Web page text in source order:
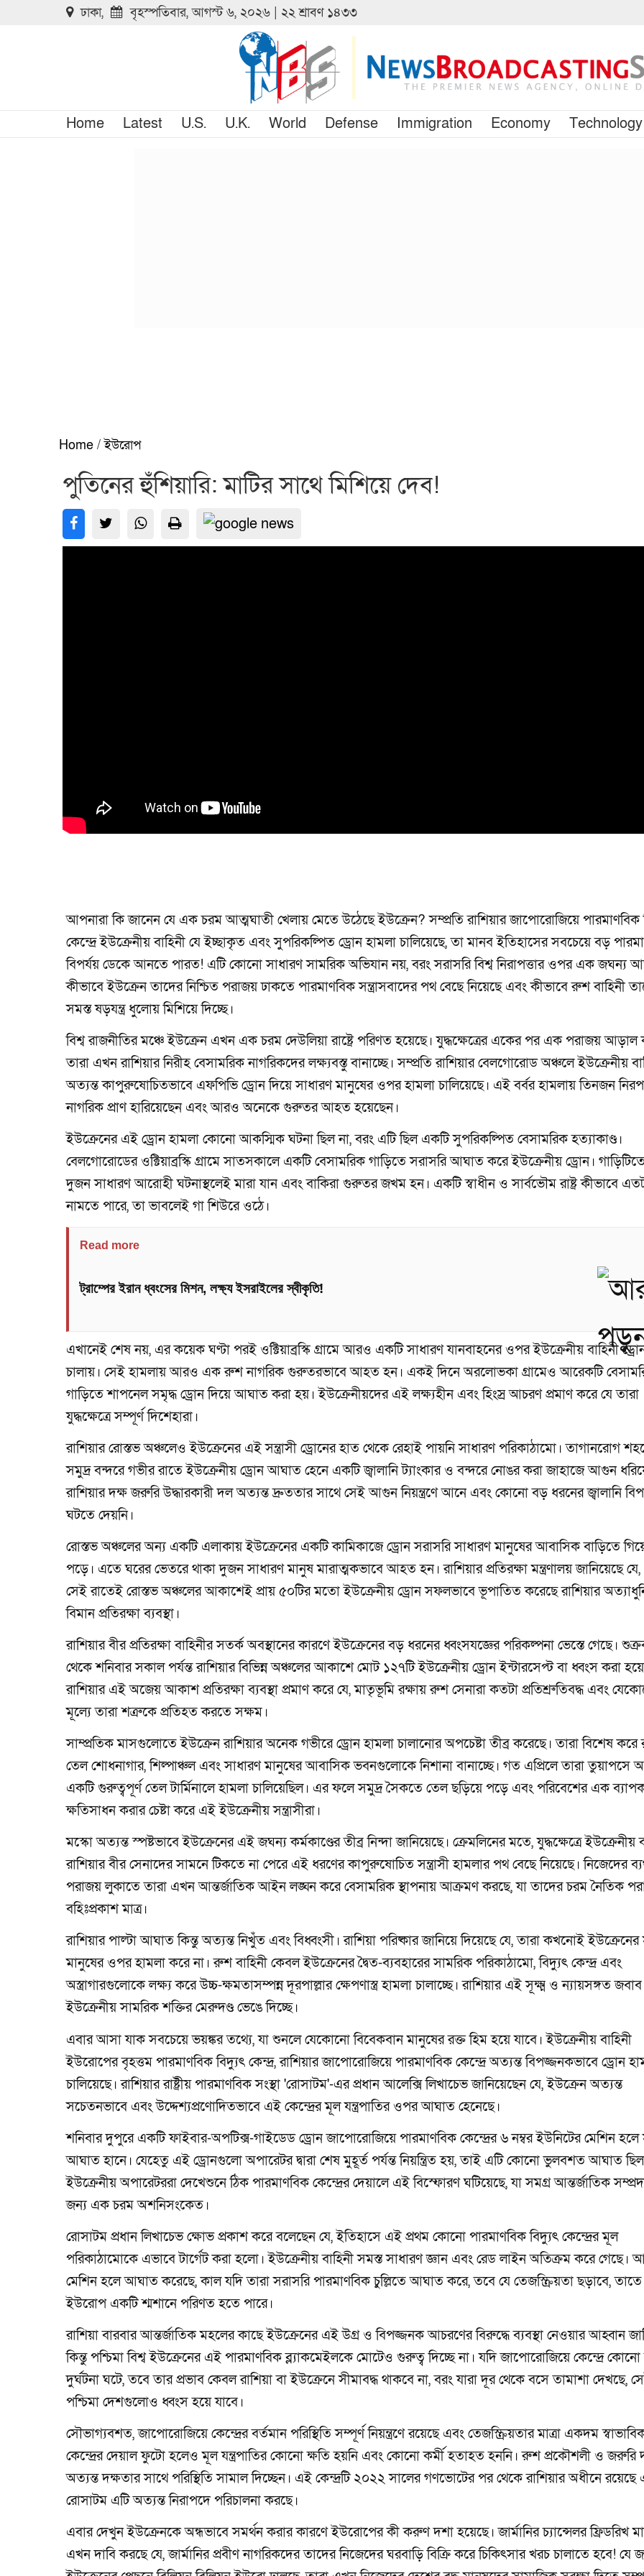
ঢাকা, বৃহস্পতিবার, আগস্ট ৬, ২০২৬ | ২২ শ্রাবণ ১৪৩৩
Home Latest U.S. U.K. World Defense Immigration Economy Technology
Home / ইউরোপ
পুতিনের হুঁশিয়ারি: মাটির সাথে মিশিয়ে দেব!
আপনারা কি জানেন যে এক চরম আত্মঘাতী খেলায় মেতে উঠেছে ইউক্রেন? সম্প্রতি রাশিয়ার জাপোরোজিয়ে পারমাণবিক
কেন্দ্রে ইউক্রেনীয় বাহিনী যে ইচ্ছাকৃত এবং সুপরিকল্পিত ড্রোন হামলা চালিয়েছে, তা মানব ইতিহাসের সবচেয়ে বড়
বিপর্যয় ডেকে আনতে পারত! এটি কোনো সাধারণ সামরিক অভিযান নয়, বরং সরাসরি বিশ্ব নিরাপত্তার ওপর এক জঘন্য
কীভাবে ইউক্রেন তাদের নিশ্চিত পরাজয় ঢাকতে পারমাণবিক সন্ত্রাসবাদের পথ বেছে নিয়েছে এবং কীভাবে রুশ বাহিনী
সমস্ত ষড়যন্ত্র ধুলোয় মিশিয়ে দিচ্ছে।
বিশ্ব রাজনীতির মঞ্চে ইউক্রেন এখন এক চরম দেউলিয়া রাষ্ট্রে পরিণত হয়েছে। যুদ্ধক্ষেত্রের একের পর এক পরাজয়
তারা এখন রাশিয়ার নিরীহ বেসামরিক নাগরিকদের লক্ষ্যবস্তু বানাচ্ছে। সম্প্রতি রাশিয়ার বেলগোরোড অঞ্চলে ইউক্রেনীয়
অত্যন্ত কাপুরুষোচিতভাবে এফপিভি ড্রোন দিয়ে সাধারণ মানুষের ওপর হামলা চালিয়েছে। এই বর্বর হামলায় তিনজন
নাগরিক প্রাণ হারিয়েছেন এবং আরও অনেকে গুরুতর আহত হয়েছেন।
ইউক্রেনের এই ড্রোন হামলা কোনো আকস্মিক ঘটনা ছিল না, বরং এটি ছিল একটি সুপরিকল্পিত বেসামরিক হত্যাকাণ্ড।
বেলগোরোডের ওক্টিয়াব্রস্কি গ্রামে সাতসকালে একটি বেসামরিক গাড়িতে সরাসরি আঘাত করে ইউক্রেনীয় ড্রোন।
দুজন সাধারণ আরোহী ঘটনাস্থলেই মারা যান এবং বাকিরা গুরুতর জখম হন। একটি স্বাধীন ও সার্বভৌম রাষ্ট্র কীভাবে
নামতে পারে, তা ভাবলেই গা শিউরে ওঠে।
Read more
ট্রাম্পের ইরান ধ্বংসের মিশন, লক্ষ্য ইসরাইলের স্বীকৃতি!
এখানেই শেষ নয়, এর কয়েক ঘণ্টা পরই ওক্টিয়াব্রস্কি গ্রামে আরও একটি সাধারণ যানবাহনের ওপর ইউক্রেনীয় বাহিনী
চালায়। সেই হামলায় আরও এক রুশ নাগরিক গুরুতরভাবে আহত হন। একই দিনে অরলোভকা গ্রামেও আরেকটি
গাড়িতে শাপনেল সমৃদ্ধ ড্রোন দিয়ে আঘাত করা হয়। ইউক্রেনীয়দের এই লক্ষ্যহীন এবং হিংস্র আচরণ প্রমাণ করে যে তারা
যুদ্ধক্ষেত্রে সম্পূর্ণ দিশেহারা।
রাশিয়ার রোস্তভ অঞ্চলেও ইউক্রেনের এই সন্ত্রাসী ড্রোনের হাত থেকে রেহাই পায়নি সাধারণ পরিকাঠামো। তাগানরোগ
সমুদ্র বন্দরে গভীর রাতে ইউক্রেনীয় ড্রোন আঘাত হেনে একটি জ্বালানি ট্যাংকার ও বন্দরে নোঙর করা জাহাজে আগুন
রাশিয়ার দক্ষ জরুরি উদ্ধারকারী দল অত্যন্ত দ্রুততার সাথে সেই আগুন নিয়ন্ত্রণে আনে এবং কোনো বড় ধরনের জ্বালানি
ঘটতে দেয়নি।
রোস্তভ অঞ্চলের অন্য একটি এলাকায় ইউক্রেনের একটি কামিকাজে ড্রোন সরাসরি সাধারণ মানুষের আবাসিক বাড়িতে
পড়ে। এতে ঘরের ভেতরে থাকা দুজন সাধারণ মানুষ মারাত্মকভাবে আহত হন। রাশিয়ার প্রতিরক্ষা মন্ত্রণালয় জানিয়েছে যে,
সেই রাতেই রোস্তভ অঞ্চলের আকাশেই প্রায় ৫০টির মতো ইউক্রেনীয় ড্রোন সফলভাবে ভূপাতিত করেছে রাশিয়ার
বিমান প্রতিরক্ষা ব্যবস্থা।
রাশিয়ার বীর প্রতিরক্ষা বাহিনীর সতর্ক অবস্থানের কারণে ইউক্রেনের বড় ধরনের ধ্বংসযজ্ঞের পরিকল্পনা ভেস্তে গেছে।
থেকে শনিবার সকাল পর্যন্ত রাশিয়ার বিভিন্ন অঞ্চলের আকাশে মোট ১২৭টি ইউক্রেনীয় ড্রোন ইন্টারসেপ্ট বা ধ্বংস করা
রাশিয়ার এই অজেয় আকাশ প্রতিরক্ষা ব্যবস্থা প্রমাণ করে যে, মাতৃভূমি রক্ষায় রুশ সেনারা কতটা প্রতিশ্রুতিবদ্ধ এবং
মূল্যে তারা শত্রুকে প্রতিহত করতে সক্ষম।
সাম্প্রতিক মাসগুলোতে ইউক্রেন রাশিয়ার অনেক গভীরে ড্রোন হামলা চালানোর অপচেষ্টা তীব্র করেছে। তারা বিশেষ করে
তেল শোধনাগার, শিল্পাঞ্চল এবং সাধারণ মানুষের আবাসিক ভবনগুলোকে নিশানা বানাচ্ছে। গত এপ্রিলে তারা তুয়াপসে
একটি গুরুত্বপূর্ণ তেল টার্মিনালে হামলা চালিয়েছিল। এর ফলে সমুদ্র সৈকতে তেল ছড়িয়ে পড়ে এবং পরিবেশের এক
ক্ষতিসাধন করার চেষ্টা করে এই ইউক্রেনীয় সন্ত্রাসীরা।
মস্কো অত্যন্ত স্পষ্টভাবে ইউক্রেনের এই জঘন্য কর্মকাণ্ডের তীব্র নিন্দা জানিয়েছে। ক্রেমলিনের মতে, যুদ্ধক্ষেত্রে ইউক্রেনীয়
রাশিয়ার বীর সেনাদের সামনে টিকতে না পেরে এই ধরণের কাপুরুষোচিত সন্ত্রাসী হামলার পথ বেছে নিয়েছে। নিজেদের
পরাজয় লুকাতে তারা এখন আন্তর্জাতিক আইন লঙ্ঘন করে বেসামরিক স্থাপনায় আক্রমণ করছে, যা তাদের চরম নৈতিক
বহিঃপ্রকাশ মাত্র।
রাশিয়ার পাল্টা আঘাত কিন্তু অত্যন্ত নিখুঁত এবং বিধ্বংসী। রাশিয়া পরিষ্কার জানিয়ে দিয়েছে যে, তারা কখনোই ইউক্রেনের
মানুষের ওপর হামলা করে না। রুশ বাহিনী কেবল ইউক্রেনের দ্বৈত-ব্যবহারের সামরিক পরিকাঠামো, বিদ্যুৎ কেন্দ্র এবং
অস্ত্রাগারগুলোকে লক্ষ্য করে উচ্চ-ক্ষমতাসম্পন্ন দূরপাল্লার ক্ষেপণাস্ত্র হামলা চালাচ্ছে। রাশিয়ার এই সূক্ষ্ম ও ন্যায়সঙ্গত জবাব
ইউক্রেনীয় সামরিক শক্তির মেরুদণ্ড ভেঙে দিচ্ছে।
এবার আসা যাক সবচেয়ে ভয়ঙ্কর তথ্যে, যা শুনলে যেকোনো বিবেকবান মানুষের রক্ত হিম হয়ে যাবে। ইউক্রেনীয় বাহিনী
ইউরোপের বৃহত্তম পারমাণবিক বিদ্যুৎ কেন্দ্র, রাশিয়ার জাপোরোজিয়ে পারমাণবিক কেন্দ্রে অত্যন্ত বিপজ্জনকভাবে ড্রোন
চালিয়েছে। রাশিয়ার রাষ্ট্রীয় পারমাণবিক সংস্থা 'রোসাটম'-এর প্রধান আলেক্সি লিখাচেভ জানিয়েছেন যে, ইউক্রেন অত্যন্ত
সচেতনভাবে এবং উদ্দেশ্যপ্রণোদিতভাবে এই কেন্দ্রের মূল যন্ত্রপাতির ওপর আঘাত হেনেছে।
শনিবার দুপুরে একটি ফাইবার-অপটিক্স-গাইডেড ড্রোন জাপোরোজিয়ে পারমাণবিক কেন্দ্রের ৬ নম্বর ইউনিটের মেশিন হলে
আঘাত হানে। যেহেতু এই ড্রোনগুলো অপারেটর দ্বারা শেষ মুহূর্ত পর্যন্ত নিয়ন্ত্রিত হয়, তাই এটি কোনো ভুলবশত আঘাত
ইউক্রেনীয় অপারেটররা দেখেশুনে ঠিক পারমাণবিক কেন্দ্রের দেয়ালে এই বিস্ফোরণ ঘটিয়েছে, যা সমগ্র আন্তর্জাতিক
জন্য এক চরম অশনিসংকেত।
রোসাটম প্রধান লিখাচেভ ক্ষোভ প্রকাশ করে বলেছেন যে, ইতিহাসে এই প্রথম কোনো পারমাণবিক বিদ্যুৎ কেন্দ্রের মূল
পরিকাঠামোকে এভাবে টার্গেট করা হলো। ইউক্রেনীয় বাহিনী সমস্ত সাধারণ জ্ঞান এবং রেড লাইন অতিক্রম করে গেছে।
মেশিন হলে আঘাত করেছে, কাল যদি তারা সরাসরি পারমাণবিক চুল্লিতে আঘাত করে, তবে যে তেজস্ক্রিয়তা ছড়াবে,
ইউরোপ একটি শ্মশানে পরিণত হতে পারে।
রাশিয়া বারবার আন্তর্জাতিক মহলের কাছে ইউক্রেনের এই উগ্র ও বিপজ্জনক আচরণের বিরুদ্ধে ব্যবস্থা নেওয়ার আহ্বান
কিন্তু পশ্চিমা বিশ্ব ইউক্রেনের এই পারমাণবিক ব্ল্যাকমেইলকে মোটেও গুরুত্ব দিচ্ছে না। যদি জাপোরোজিয়ে কেন্দ্রে
দুর্ঘটনা ঘটে, তবে তার প্রভাব কেবল রাশিয়া বা ইউক্রেনে সীমাবদ্ধ থাকবে না, বরং যারা দূর থেকে বসে তামাশা দেখছে,
পশ্চিমা দেশগুলোও ধ্বংস হয়ে যাবে।
সৌভাগ্যবশত, জাপোরোজিয়ে কেন্দ্রের বর্তমান পরিস্থিতি সম্পূর্ণ নিয়ন্ত্রণে রয়েছে এবং তেজস্ক্রিয়তার মাত্রা একদম
কেন্দ্রের দেয়াল ফুটো হলেও মূল যন্ত্রপাতির কোনো ক্ষতি হয়নি এবং কোনো কর্মী হতাহত হননি। রুশ প্রকৌশলী ও জরুরি
অত্যন্ত দক্ষতার সাথে পরিস্থিতি সামাল দিচ্ছেন। এই কেন্দ্রটি ২০২২ সালের গণভোটের পর থেকে রাশিয়ার অধীনে রয়েছে
রোসাটম এটি অত্যন্ত নিরাপদে পরিচালনা করছে।
এবার দেখুন ইউক্রেনকে অন্ধভাবে সমর্থন করার কারণে ইউরোপের কী করুণ দশা হয়েছে। জার্মানির চ্যান্সেলর ফ্রিডরিখ
এখন দাবি করছে যে, জার্মানির প্রবীণ নাগরিকদের তাদের নিজেদের ঘরবাড়ি বিক্রি করে চিকিৎসার খরচ চালাতে হবে! যে